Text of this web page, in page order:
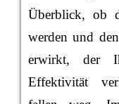
Überblick, ob
werden und
erwirkt, der
Effektivität